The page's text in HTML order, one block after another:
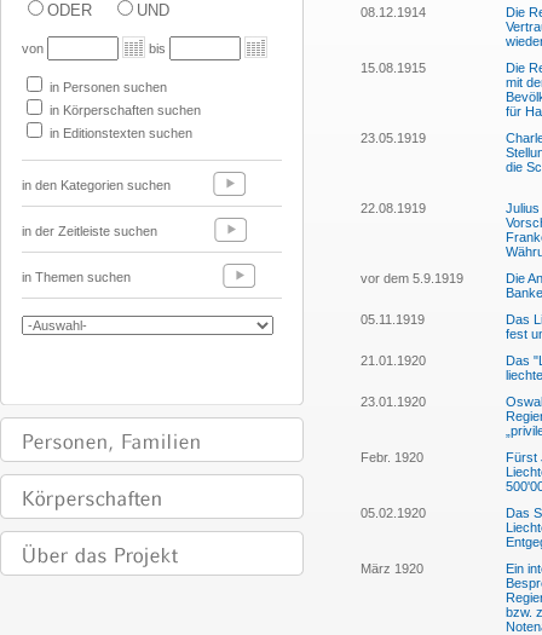
ODER UND
von bis
in Personen suchen
in Körperschaften suchen
in Editionstexten suchen
in den Kategorien suchen
in der Zeitleiste suchen
in Themen suchen
08.12.1914
Die
15.08.1915
Die
mit
für
23.05.1919
die
22.08.1919
Julius
vor dem 5.9.1919
Die
05.11.1919
Das
fest
21.01.1920
Das
23.01.1920
Febr. 1920
Fürst
05.02.1920
Das
März 1920
Ein
bzw.